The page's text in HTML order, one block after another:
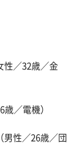
性／32歳／金
／電機）
男性／26歳／団